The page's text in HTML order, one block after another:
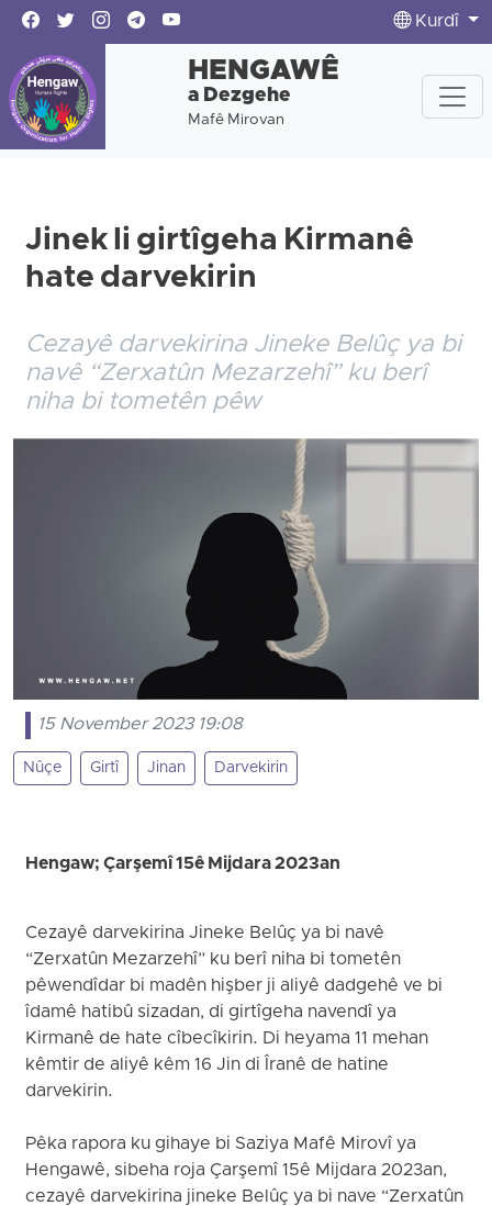
Kurdî
HENGAWÊ
a Dezgehe
Mafê Mirovan
Jinek li girtîgeha Kirmanê
hate darvekirin
Cezayê darvekirina Jineke Belûç ya bi
navê “Zerxatûn Mezarzehî” ku berî
niha bi tometên pêw
15 November 2023 19:08
Nûçe Girtî Jinan Darvekirin
Hengaw; Çarşemî 15ê Mijdara 2023an
Cezayê darvekirina Jineke Belûç ya bi navê
“Zerxatûn Mezarzehî” ku berî niha bi tometên
pêwendîdar bi madên hişber ji aliyê dadgehê ve bi
îdamê hatibû sizadan, di girtîgeha navendî ya
Kirmanê de hate cîbecîkirin. Di heyama 11 mehan
kêmtir de aliyê kêm 16 Jin di Îranê de hatine
darvekirin.
Pêka rapora ku gihaye bi Saziya Mafê Mirovî ya
Hengawê, sibeha roja Çarşemî 15ê Mijdara 2023an,
cezayê darvekirina jineke Belûç ya bi nave “Zerxatûn